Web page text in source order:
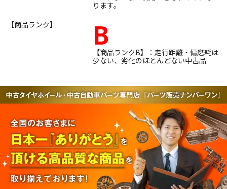
ります。
【商品ランク】
B
【商品ランクB】：走行距離・偏磨耗は
少ない、劣化のほとんどない中古品